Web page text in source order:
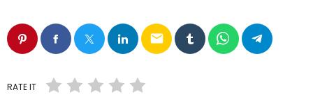
email
RATE IT